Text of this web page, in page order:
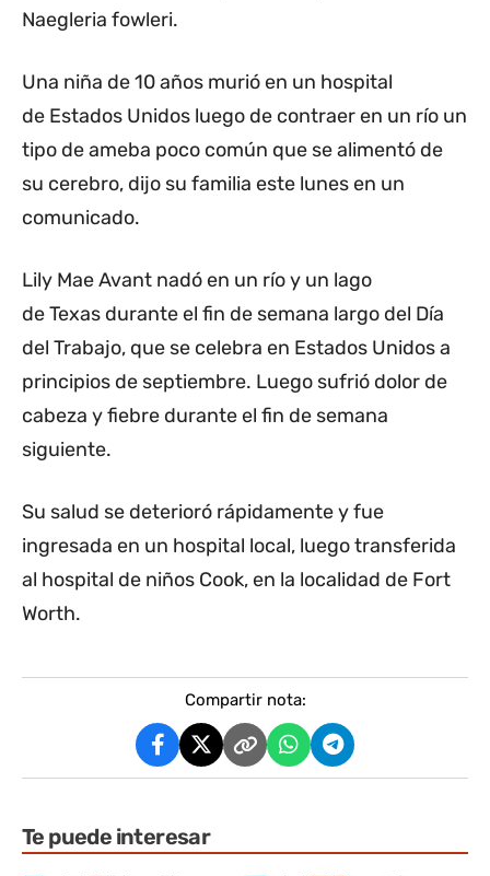
Naegleria fowleri.
Una niña de 10 años murió en un hospital
de Estados Unidos luego de contraer en un río un
tipo de ameba poco común que se alimentó de
su cerebro, dijo su familia este lunes en un
comunicado.
Lily Mae Avant nadó en un río y un lago
de Texas durante el fin de semana largo del Día
del Trabajo, que se celebra en Estados Unidos a
principios de septiembre. Luego sufrió dolor de
cabeza y fiebre durante el fin de semana
siguiente.
Su salud se deterioró rápidamente y fue
ingresada en un hospital local, luego transferida
al hospital de niños Cook, en la localidad de Fort
Worth.
Compartir nota:
Te puede interesar